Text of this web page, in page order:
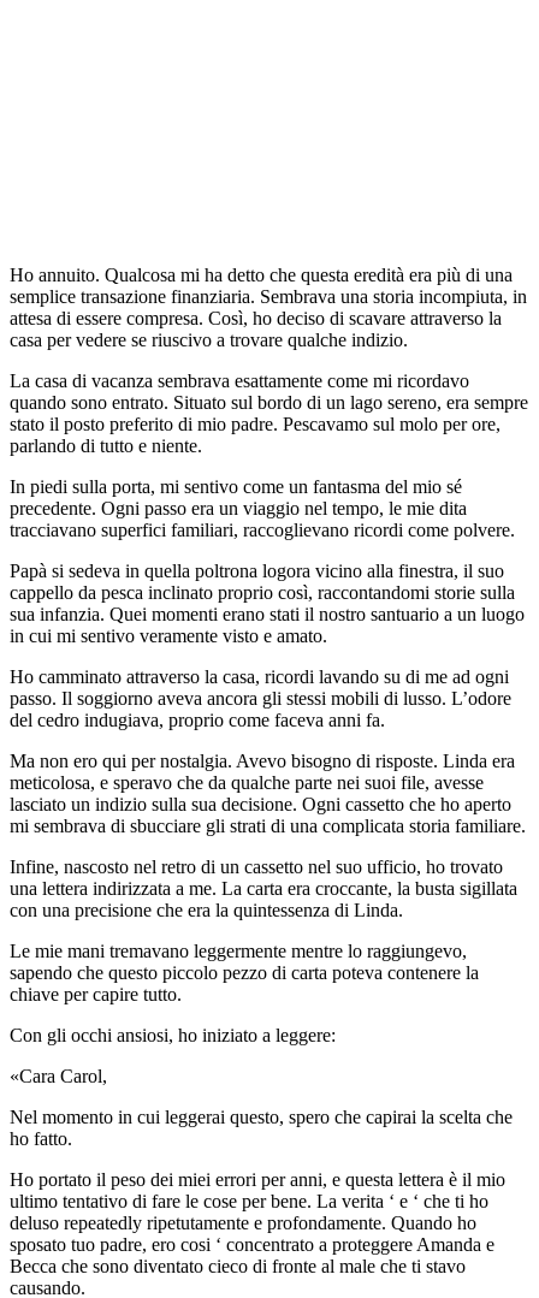
Ho annuito. Qualcosa mi ha detto che questa eredità era più di una
semplice transazione finanziaria. Sembrava una storia incompiuta, in
attesa di essere compresa. Così, ho deciso di scavare attraverso la
casa per vedere se riuscivo a trovare qualche indizio.
La casa di vacanza sembrava esattamente come mi ricordavo
quando sono entrato. Situato sul bordo di un lago sereno, era sempre
stato il posto preferito di mio padre. Pescavamo sul molo per ore,
parlando di tutto e niente.
In piedi sulla porta, mi sentivo come un fantasma del mio sé
precedente. Ogni passo era un viaggio nel tempo, le mie dita
tracciavano superfici familiari, raccoglievano ricordi come polvere.
Papà si sedeva in quella poltrona logora vicino alla finestra, il suo
cappello da pesca inclinato proprio così, raccontandomi storie sulla
sua infanzia. Quei momenti erano stati il nostro santuario a un luogo
in cui mi sentivo veramente visto e amato.
Ho camminato attraverso la casa, ricordi lavando su di me ad ogni
passo. Il soggiorno aveva ancora gli stessi mobili di lusso. L’odore
del cedro indugiava, proprio come faceva anni fa.
Ma non ero qui per nostalgia. Avevo bisogno di risposte. Linda era
meticolosa, e speravo che da qualche parte nei suoi file, avesse
lasciato un indizio sulla sua decisione. Ogni cassetto che ho aperto
mi sembrava di sbucciare gli strati di una complicata storia familiare.
Infine, nascosto nel retro di un cassetto nel suo ufficio, ho trovato
una lettera indirizzata a me. La carta era croccante, la busta sigillata
con una precisione che era la quintessenza di Linda.
Le mie mani tremavano leggermente mentre lo raggiungevo,
sapendo che questo piccolo pezzo di carta poteva contenere la
chiave per capire tutto.
Con gli occhi ansiosi, ho iniziato a leggere:
«Cara Carol,
Nel momento in cui leggerai questo, spero che capirai la scelta che
ho fatto.
Ho portato il peso dei miei errori per anni, e questa lettera è il mio
ultimo tentativo di fare le cose per bene. La verita ‘ e ‘ che ti ho
deluso repeatedly ripetutamente e profondamente. Quando ho
sposato tuo padre, ero cosi ‘ concentrato a proteggere Amanda e
Becca che sono diventato cieco di fronte al male che ti stavo
causando.